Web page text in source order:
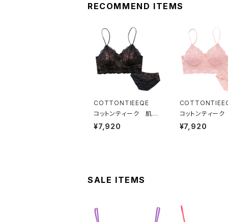
RECOMMEND ITEMS
COTTONTIEEQE
コットンティーク 肌側
コットン100％ ソフト
¥7,920
コットンティー
コットン100％
¥7,920
SALE ITEMS